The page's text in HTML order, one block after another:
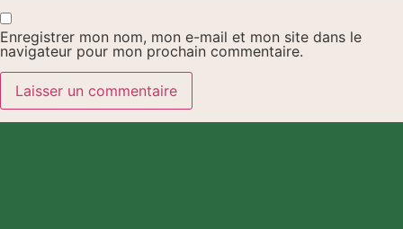
Enregistrer mon nom, mon e-mail et mon site dans le
navigateur pour mon prochain commentaire.